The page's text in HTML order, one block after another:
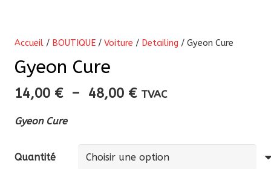
Accueil / BOUTIQUE / Voiture / Detailing / Gyeon Cure
Gyeon Cure
14,00 € – 48,00 €Plage
14,00 €
à
TVAC
Gyeon Cure
Quantité